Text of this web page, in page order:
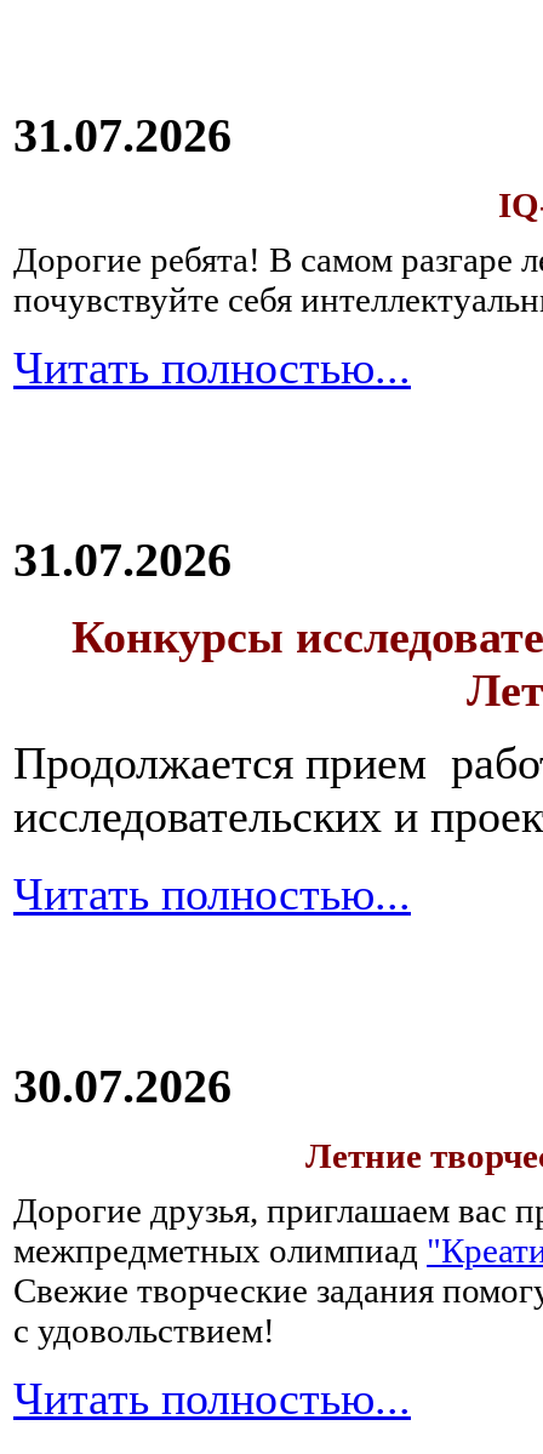
31.07.2026
Дорогие ребята! В самом разгаре
почувствуйте себя
Читать полностью...
31.07.2026
Конкурсы
Продолжается прием
исследовательских и
Читать полностью...
30.07.2026
Летние
Дорогие друзья, приглашаем вас
межпредметных олимпиад
Свежие творческие задания
с удовольствием!
Читать полностью...